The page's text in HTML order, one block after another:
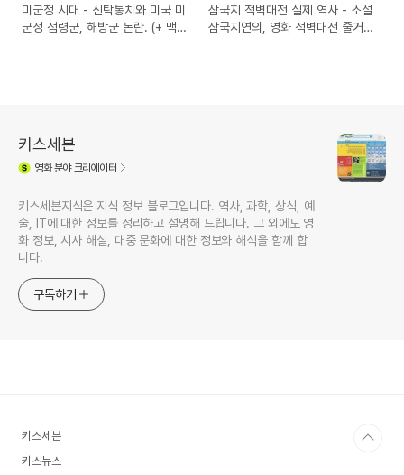
미군정 시대 - 신탁통치와 미국 미
군정 점령군, 해방군 논란. (+ 맥
삼국지 적벽대전 실제 역사 - 소설
삼국지연의, 영화 적벽대전 줄거
키스세븐
영화분야 크리에이터
키스세븐지식은 지식 정보 블로그입니다. 역사, 과학, 상식, 예
술, IT에 대한 정보를 정리하고 설명해 드립니다. 그 외에도 영
화 정보, 시사 해설, 대중 문화에 대한 정보와 해석을 함께 합
니다.
구독하기
키스세븐
키스뉴스